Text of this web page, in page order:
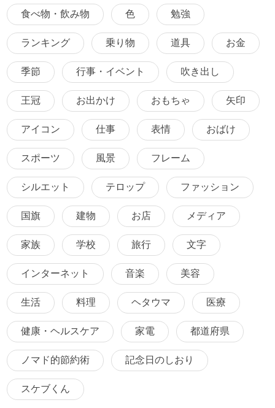
食べ物・飲み物 色 勉強
ランキング 乗り物 道具 お金
季節 行事・イベント 吹き出し
王冠 お出かけ おもちゃ 矢印
アイコン 仕事 表情 おばけ
スポーツ 風景 フレーム
シルエット テロップ ファッション
国旗 建物 お店 メディア
家族 学校 旅行 文字
インターネット 音楽 美容
生活 料理 ヘタウマ 医療
健康・ヘルスケア 家電 都道府県
ノマド的節約術 記念日のしおり
スケブくん